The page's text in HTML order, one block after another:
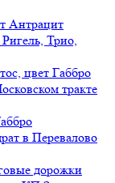
Антрацит
Трио,
цвет Габбро
тракте
в Перевалово
дорожки